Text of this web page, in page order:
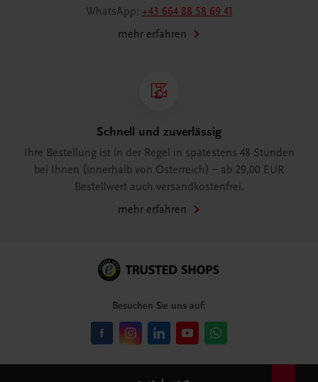
WhatsApp: +43 664 88 58 69 41
mehr erfahren
Schnell und zuverlässig
Ihre Bestellung ist in der Regel in spätestens 48 Stunden
bei Ihnen (innerhalb von Österreich) – ab 29,00 EUR
Bestellwert auch versandkostenfrei.
mehr erfahren
Besuchen Sie uns auf: